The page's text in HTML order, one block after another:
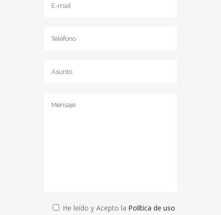
He leído y Acepto la Política de uso